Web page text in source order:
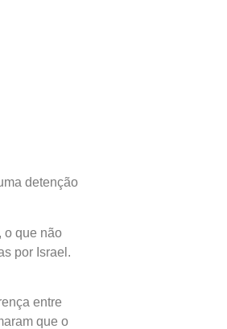
detenção
o que não
por Israel.
entre
que o